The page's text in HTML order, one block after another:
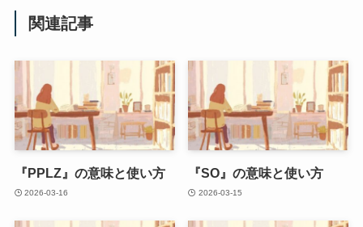
関連記事
『PPLZ』の意味と使い方
2026-03-16
『SO』の意味と使い方
2026-03-15